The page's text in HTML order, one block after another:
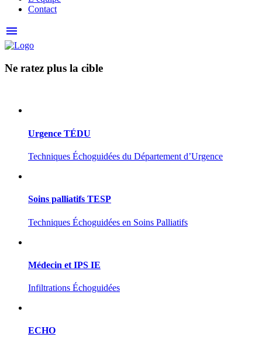
Contact
menu
Ne ratez plus la cible
Urgence TÉDU
Techniques Échoguidées du Département d’Urgence
Soins palliatifs TESP
Techniques Échoguidées en Soins Palliatifs
Médecin et IPS IE
Infiltrations Échoguidées
ECHO